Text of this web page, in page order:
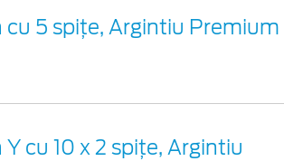
cu 5 spițe, Argintiu Premium
cu 10 x 2 spițe, Argintiu